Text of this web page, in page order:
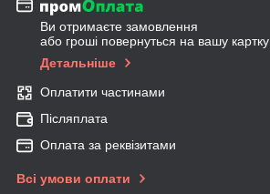
Ви отримаєте замовлення
або гроші повернуться на вашу картку
Детальніше
Оплатити частинами
Післяплата
Оплата за реквізитами
Всі умови оплати